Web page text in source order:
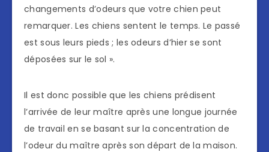
changements d’odeurs que votre chien peut
remarquer. Les chiens sentent le temps. Le passé
est sous leurs pieds ; les odeurs d’hier se sont
déposées sur le sol ».
Il est donc possible que les chiens prédisent
l’arrivée de leur maître après une longue journée
de travail en se basant sur la concentration de
l’odeur du maître après son départ de la maison.